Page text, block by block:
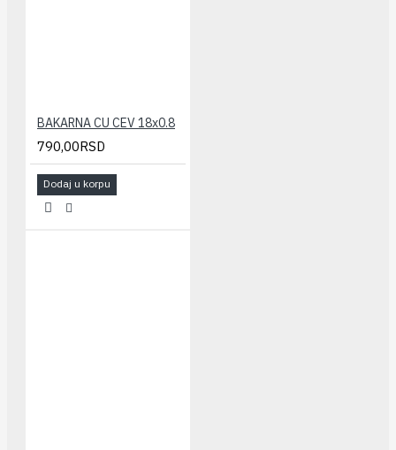
BAKARNA CU CEV 18x0.8
790,00RSD
Dodaj u korpu